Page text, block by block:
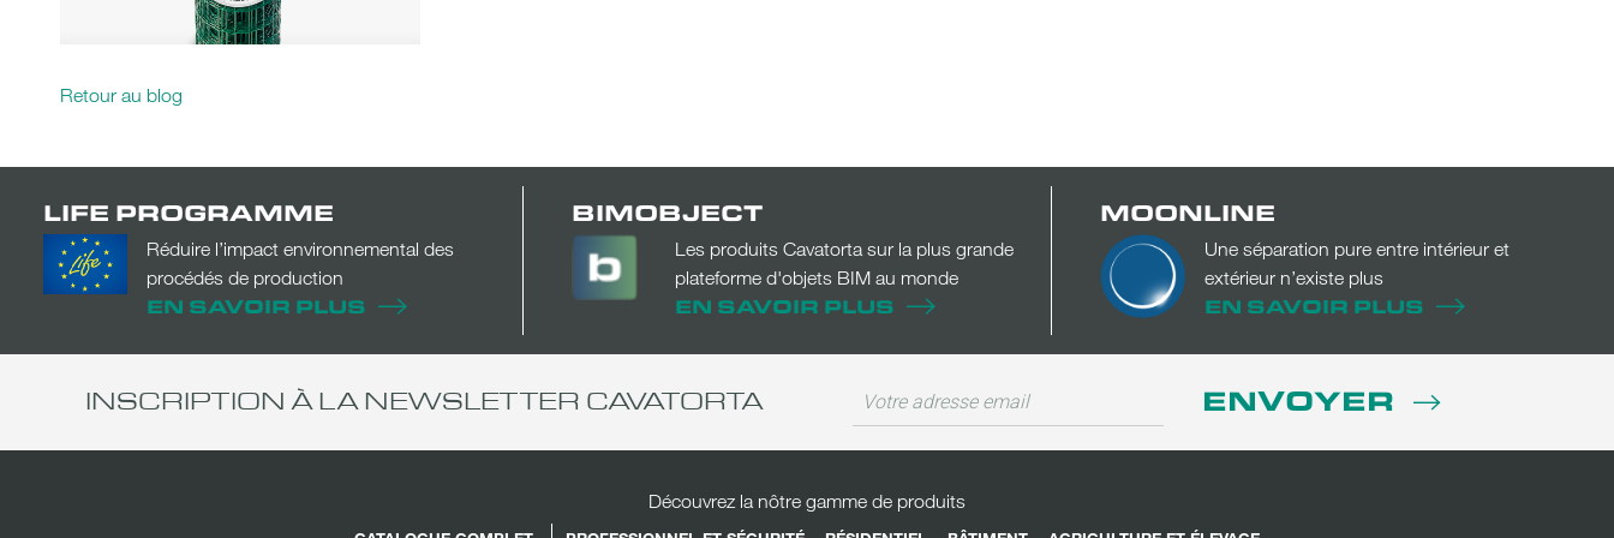
Retour au blog
LIFE PROGRAMME
Réduire l’impact environnemental des
procédés de production
EN SAVOIR PLUS
BIMOBJECT
Les produits Cavatorta sur la plus grande
plateforme d'objets BIM au monde
EN SAVOIR PLUS
MOONLINE
Une séparation pure entre intérieur et
extérieur n’existe plus
EN SAVOIR PLUS
INSCRIPTION À LA NEWSLETTER CAVATORTA ENVOYER
Découvrez la nôtre gamme de produits